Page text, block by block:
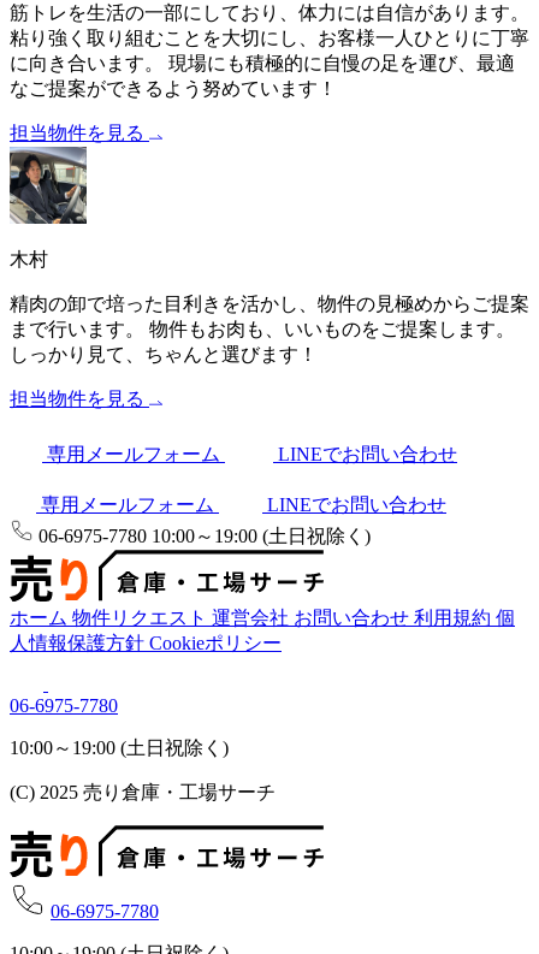
筋トレを生活の一部にしており、体力には自信があります。
粘り強く取り組むことを大切にし、お客様一人ひとりに丁寧
に向き合います。 現場にも積極的に自慢の足を運び、最適
なご提案ができるよう努めています！
担当物件を見る
木村
精肉の卸で培った目利きを活かし、物件の見極めからご提案
まで行います。 物件もお肉も、いいものをご提案します。
しっかり見て、ちゃんと選びます！
担当物件を見る
専用メールフォーム LINEでお問い合わせ
専用メールフォーム
LINEでお問い合わせ
06-6975-7780 10:00～19:00 (土日祝除く)
ホーム 物件リクエスト 運営会社 お問い合わせ 利用規約 個
人情報保護方針 Cookieポリシー
06-6975-7780
10:00～19:00 (土日祝除く)
(C) 2025 売り倉庫・工場サーチ
06-6975-7780